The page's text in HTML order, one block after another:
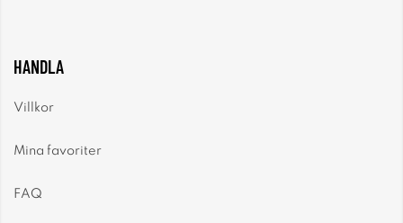
HANDLA
Villkor
Mina favoriter
FAQ